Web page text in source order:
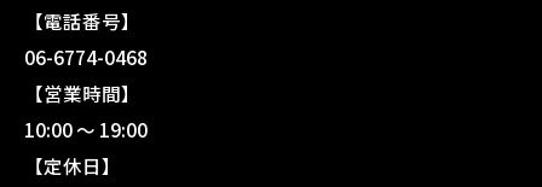
【電話番号】
06-6774-0468
【営業時間】
10:00 〜 19:00
【定休日】